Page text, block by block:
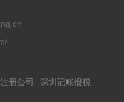
册公司
深圳记账报税